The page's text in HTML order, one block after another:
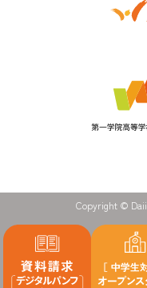
Copyright ©